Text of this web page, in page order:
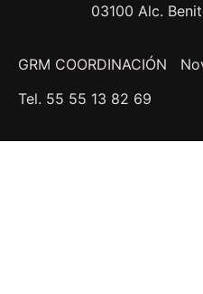
03100 Alc.
GRM COORDINACIÓN
Tel. 55 55 13 82 69